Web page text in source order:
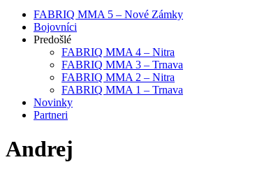
FABRIQ MMA 5 – Nové Zámky
Bojovníci
Predošlé
FABRIQ MMA 4 – Nitra
FABRIQ MMA 3 – Trnava
FABRIQ MMA 2 – Nitra
FABRIQ MMA 1 – Trnava
Novinky
Partneri
Andrej